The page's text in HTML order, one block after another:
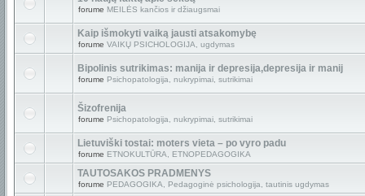
forume MEILĖS kančios ir džiaugsmai
Kaip išmokyti vaiką jausti atsakomybę
forume VAIKŲ PSICHOLOGIJA, ugdymas
Bipolinis sutrikimas: manija ir depresija,depresija ir manij
forume Psichopatologija, nukrypimai, sutrikimai
Šizofrenija
forume Psichopatologija, nukrypimai, sutrikimai
Lietuviški tostai: moters vieta – po vyro padu
forume ETNOKULTŪRA, ETNOPEDAGOGIKA
TAUTOSAKOS PRADMENYS
forume PEDAGOGIKA, Pedagoginė psichologija, tautinis ugdymas